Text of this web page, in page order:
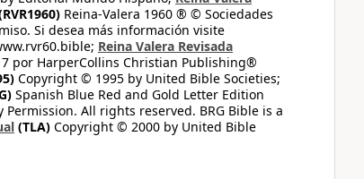
Reina-Valera 1960 ® © Sociedades
Si desea más información visite
Reina Valera Revisada
por HarperCollins Christian Publishing®
Copyright © 1995 by United Bible Societies;
Spanish Blue Red and Gold Letter Edition
All rights reserved. BRG Bible is a
(TLA) Copyright © 2000 by United Bible